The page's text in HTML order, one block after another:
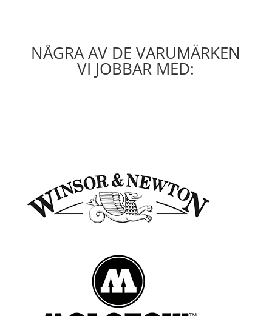
NÅGRA AV DE VARUMÄRKEN
VI JOBBAR MED: